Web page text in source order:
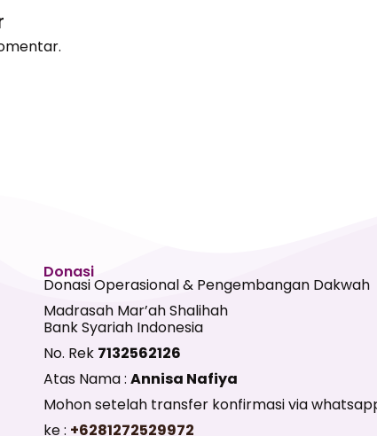
Donasi
Donasi Operasional & Pengembangan Dakwah
Madrasah Mar’ah Shalihah
Bank Syariah Indonesia
No. Rek 7132562126
Atas Nama :Annisa Nafiya
Mohon setelah transfer konfirmasi via
ke : +6281272529972